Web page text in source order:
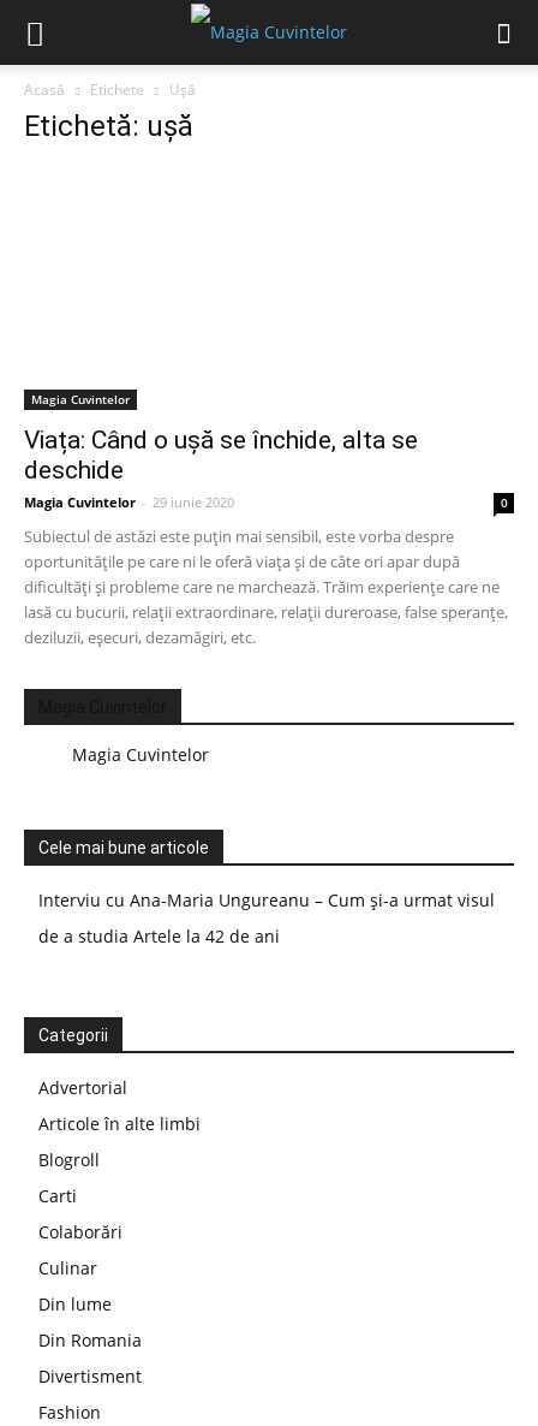
Acasă Etichete Ușă
Etichetă: ușă
Magia Cuvintelor
Viața: Când o ușă se închide, alta se
deschide
Magia Cuvintelor - 29 iunie 2020 0
Subiectul de astăzi este puțin mai sensibil, este vorba despre
oportunitățile pe care ni le oferă viața și de câte ori apar după
dificultăți și probleme care ne marchează. Trăim experiențe care ne
lasă cu bucurii, relații extraordinare, relații dureroase, false speranțe,
deziluzii, eșecuri, dezamăgiri, etc.
Magia Cuvintelor
Cele mai bune articole
Interviu cu Ana-Maria Ungureanu – Cum și-a urmat visul
de a studia Artele la 42 de ani
Categorii
Advertorial
Articole în alte limbi
Blogroll
Carti
Colaborări
Culinar
Din lume
Din Romania
Divertisment
Fashion